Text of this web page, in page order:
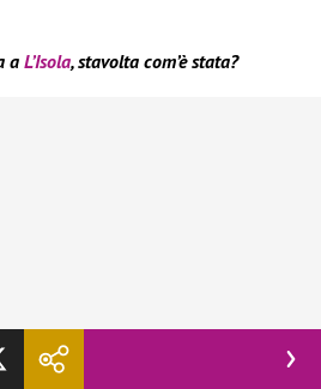
a L’Isola, stavolta com’è stata?